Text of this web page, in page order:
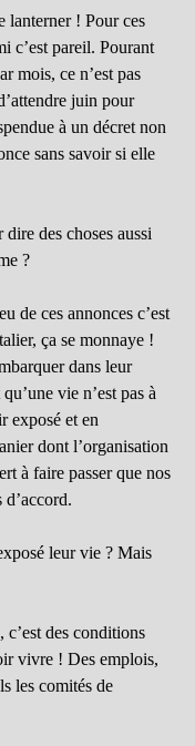
lanterner ! Pour ces
c’est pareil. Pourant
mois, ce n’est pas
juin pour
à un décret non
sans savoir si elle
des choses aussi
?
de ces annonces c’est
ça se monnaye !
dans leur
vie n’est pas à
exposé et en
dont l’organisation
à faire passer que nos
leur vie ? Mais
c’est des conditions
vivre ! Des emplois,
les comités de